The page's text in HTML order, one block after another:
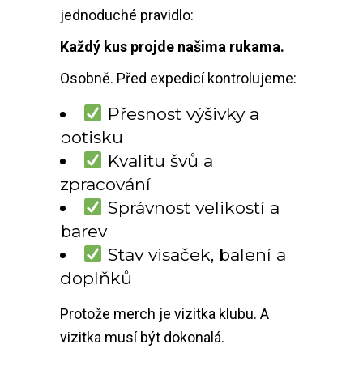
jednoduché pravidlo:
Každý kus projde našima rukama.
Osobně. Před expedicí kontrolujeme:
Přesnost výšivky a
potisku
Kvalitu švů a
zpracování
Správnost velikostí a
barev
Stav visaček, balení a
doplňků
Protože merch je vizitka klubu. A
vizitka musí být dokonalá.